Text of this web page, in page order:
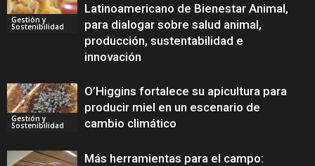
Gestión y
Sostenibilidad
Latinoamericano de Bienestar Animal,
para dialogar sobre salud animal,
producción, sustentabilidad e
innovación
Gestión y
Sostenibilidad
O’Higgins fortalece su apicultura para
producir miel en un escenario de
cambio climático
Más herramientas para el campo: